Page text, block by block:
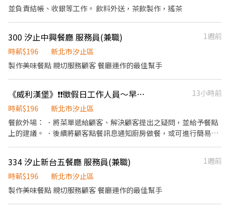
全，顧客安心。不論是單獨一人、與家人一起、朋友一起，皆可享
受用餐的樂趣。
並負責結帳、收銀等工作。 飲料外送，茶飲製作，搖茶
300 汐止中興餐廳 服務員(兼職)
1週前
時薪$196
新北市汐止區
製作美味餐點 親切服務顧客 餐廳運作的最佳幫手
《威利漢堡》❗️❗️徵假日工作人員～早餐店❗️
13小時前
時薪$196
新北市汐止區
餐飲外場： ．將菜單遞給顧客、解決顧客提出之疑問，並給予餐點
上的建議。 ．後續將顧客點餐訊息通知廚房做餐，或可進行簡易餐
334 汐止新台五餐廳 服務員(兼職)
1週前
時薪$196
新北市汐止區
製作美味餐點 親切服務顧客 餐廳運作的最佳幫手